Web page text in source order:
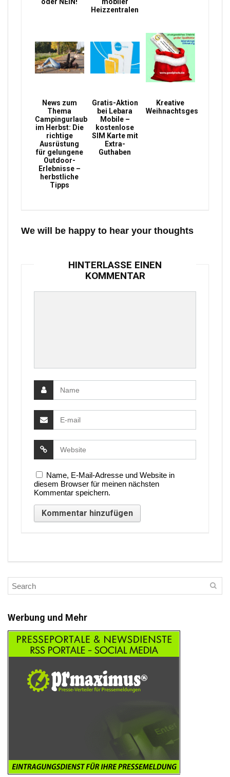
oder NEIN!
mobiler
Heizzentralen
News zum
Thema
Campingurlaub
im Herbst: Die
richtige
Ausrüstung
für gelungene
Outdoor-
Erlebnisse –
herbstliche
Tipps
Gratis-Aktion
bei Lebara
Mobile –
kostenlose
SIM Karte mit
Extra-
Guthaben
Kreative
Weihnachtsgeschenke
We will be happy to hear your thoughts
HINTERLASSE EINEN
KOMMENTAR
Name, E-Mail-Adresse und Website in
diesem Browser für meinen nächsten
Kommentar speichern.
Werbung und Mehr